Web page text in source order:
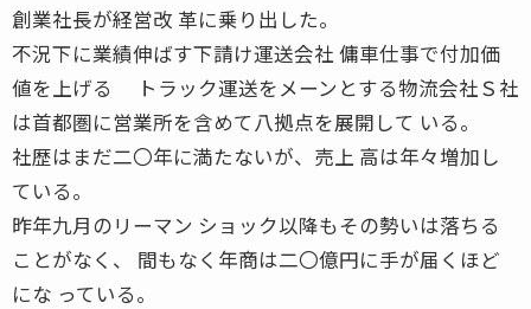
創業社長が経営改 革に乗り出した。
不況下に業績伸ばす下請け運送会社 傭車仕事で付加価
値を上げる トラック運送をメーンとする物流会社Ｓ社
は首都圏に営業所を含めて八拠点を展開して いる。
社歴はまだ二〇年に満たないが、売上 高は年々増加し
ている。
昨年九月のリーマン ショック以降もその勢いは落ちる
ことがなく、 間もなく年商は二〇億円に手が届くほど
にな っている。